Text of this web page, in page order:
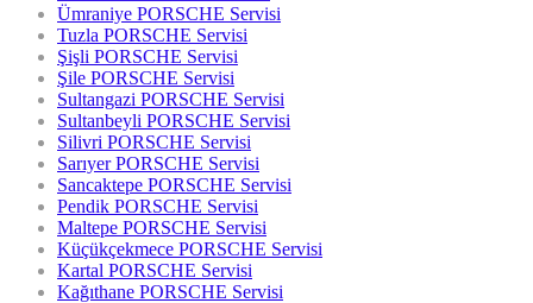
Ümraniye PORSCHE Servisi
Tuzla PORSCHE Servisi
Şişli PORSCHE Servisi
Şile PORSCHE Servisi
Sultangazi PORSCHE Servisi
Sultanbeyli PORSCHE Servisi
Silivri PORSCHE Servisi
Sarıyer PORSCHE Servisi
Sancaktepe PORSCHE Servisi
Pendik PORSCHE Servisi
Maltepe PORSCHE Servisi
Küçükçekmece PORSCHE Servisi
Kartal PORSCHE Servisi
Kağıthane PORSCHE Servisi